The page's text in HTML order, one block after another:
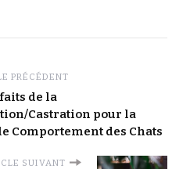
PRÉCÉDENT
de la
Castration pour la
Comportement des Chats
SUIVANT